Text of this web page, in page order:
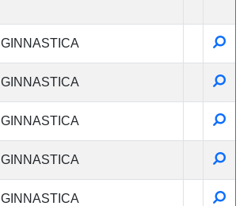
GINNASTICA
GINNASTICA
GINNASTICA
GINNASTICA
GINNASTICA